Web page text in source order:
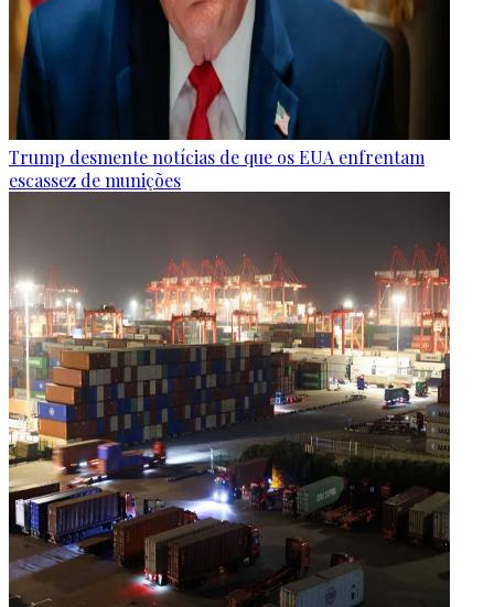
Trump desmente notícias de que os EUA enfrentam
escassez de munições